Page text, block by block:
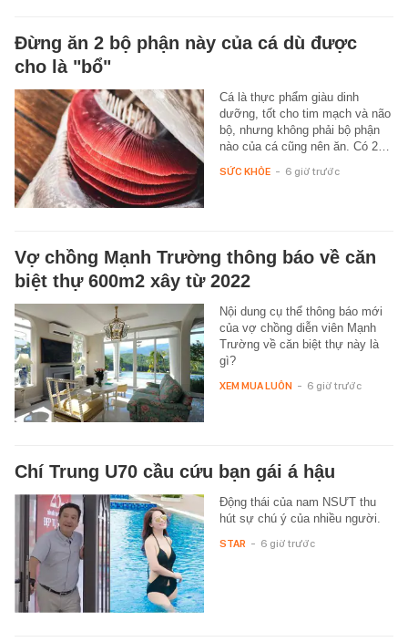
Đừng ăn 2 bộ phận này của cá dù được
cho là "bổ"
Cá là thực phẩm giàu dinh
dưỡng, tốt cho tim mạch và não
bộ, nhưng không phải bộ phận
nào của cá cũng nên ăn. Có 2…
SỨC KHỎE - 6 giờ trước
Vợ chồng Mạnh Trường thông báo về căn
biệt thự 600m2 xây từ 2022
Nội dung cụ thể thông báo mới
của vợ chồng diễn viên Mạnh
Trường về căn biệt thự này là
gì?
XEM MUA LUÔN - 6 giờ trước
Chí Trung U70 cầu cứu bạn gái á hậu
Động thái của nam NSƯT thu
hút sự chú ý của nhiều người.
STAR - 6 giờ trước